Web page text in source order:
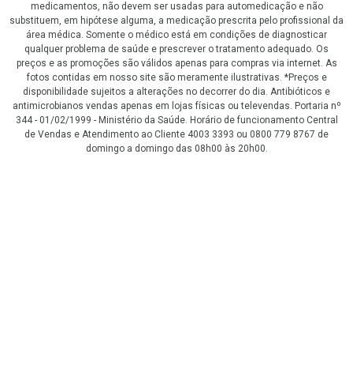
medicamentos, não devem ser usadas para automedicação e não
substituem, em hipótese alguma, a medicação prescrita pelo profissional da
área médica. Somente o médico está em condições de diagnosticar
qualquer problema de saúde e prescrever o tratamento adequado. Os
preços e as promoções são válidos apenas para compras via internet. As
fotos contidas em nosso site são meramente ilustrativas. *Preços e
disponibilidade sujeitos a alterações no decorrer do dia. Antibióticos e
antimicrobianos vendas apenas em lojas físicas ou televendas. Portaria nº
344 - 01/02/1999 - Ministério da Saúde. Horário de funcionamento Central
de Vendas e Atendimento ao Cliente 4003 3393 ou 0800 779 8767 de
domingo a domingo das 08h00 às 20h00.